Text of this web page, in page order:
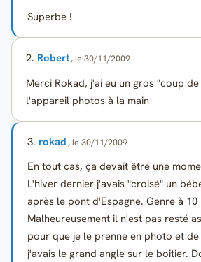
Superbe !
2. Robert, le 30/11/2009
Merci Rokad, j'ai eu un gros "coup
l'appareil photos à la main
3. rokad , le 30/11/2009
En tout cas, ça devait être une
L'hiver dernier j'avais "croisé" un
après le pont d'Espagne. Genre à
Malheureusement il n'est pas resté
pour que je le prenne en photo et
j'avais le grand angle sur le boitier.